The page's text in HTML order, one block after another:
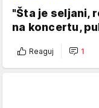
"Šta je seljani,
na koncertu,
Reaguj 1